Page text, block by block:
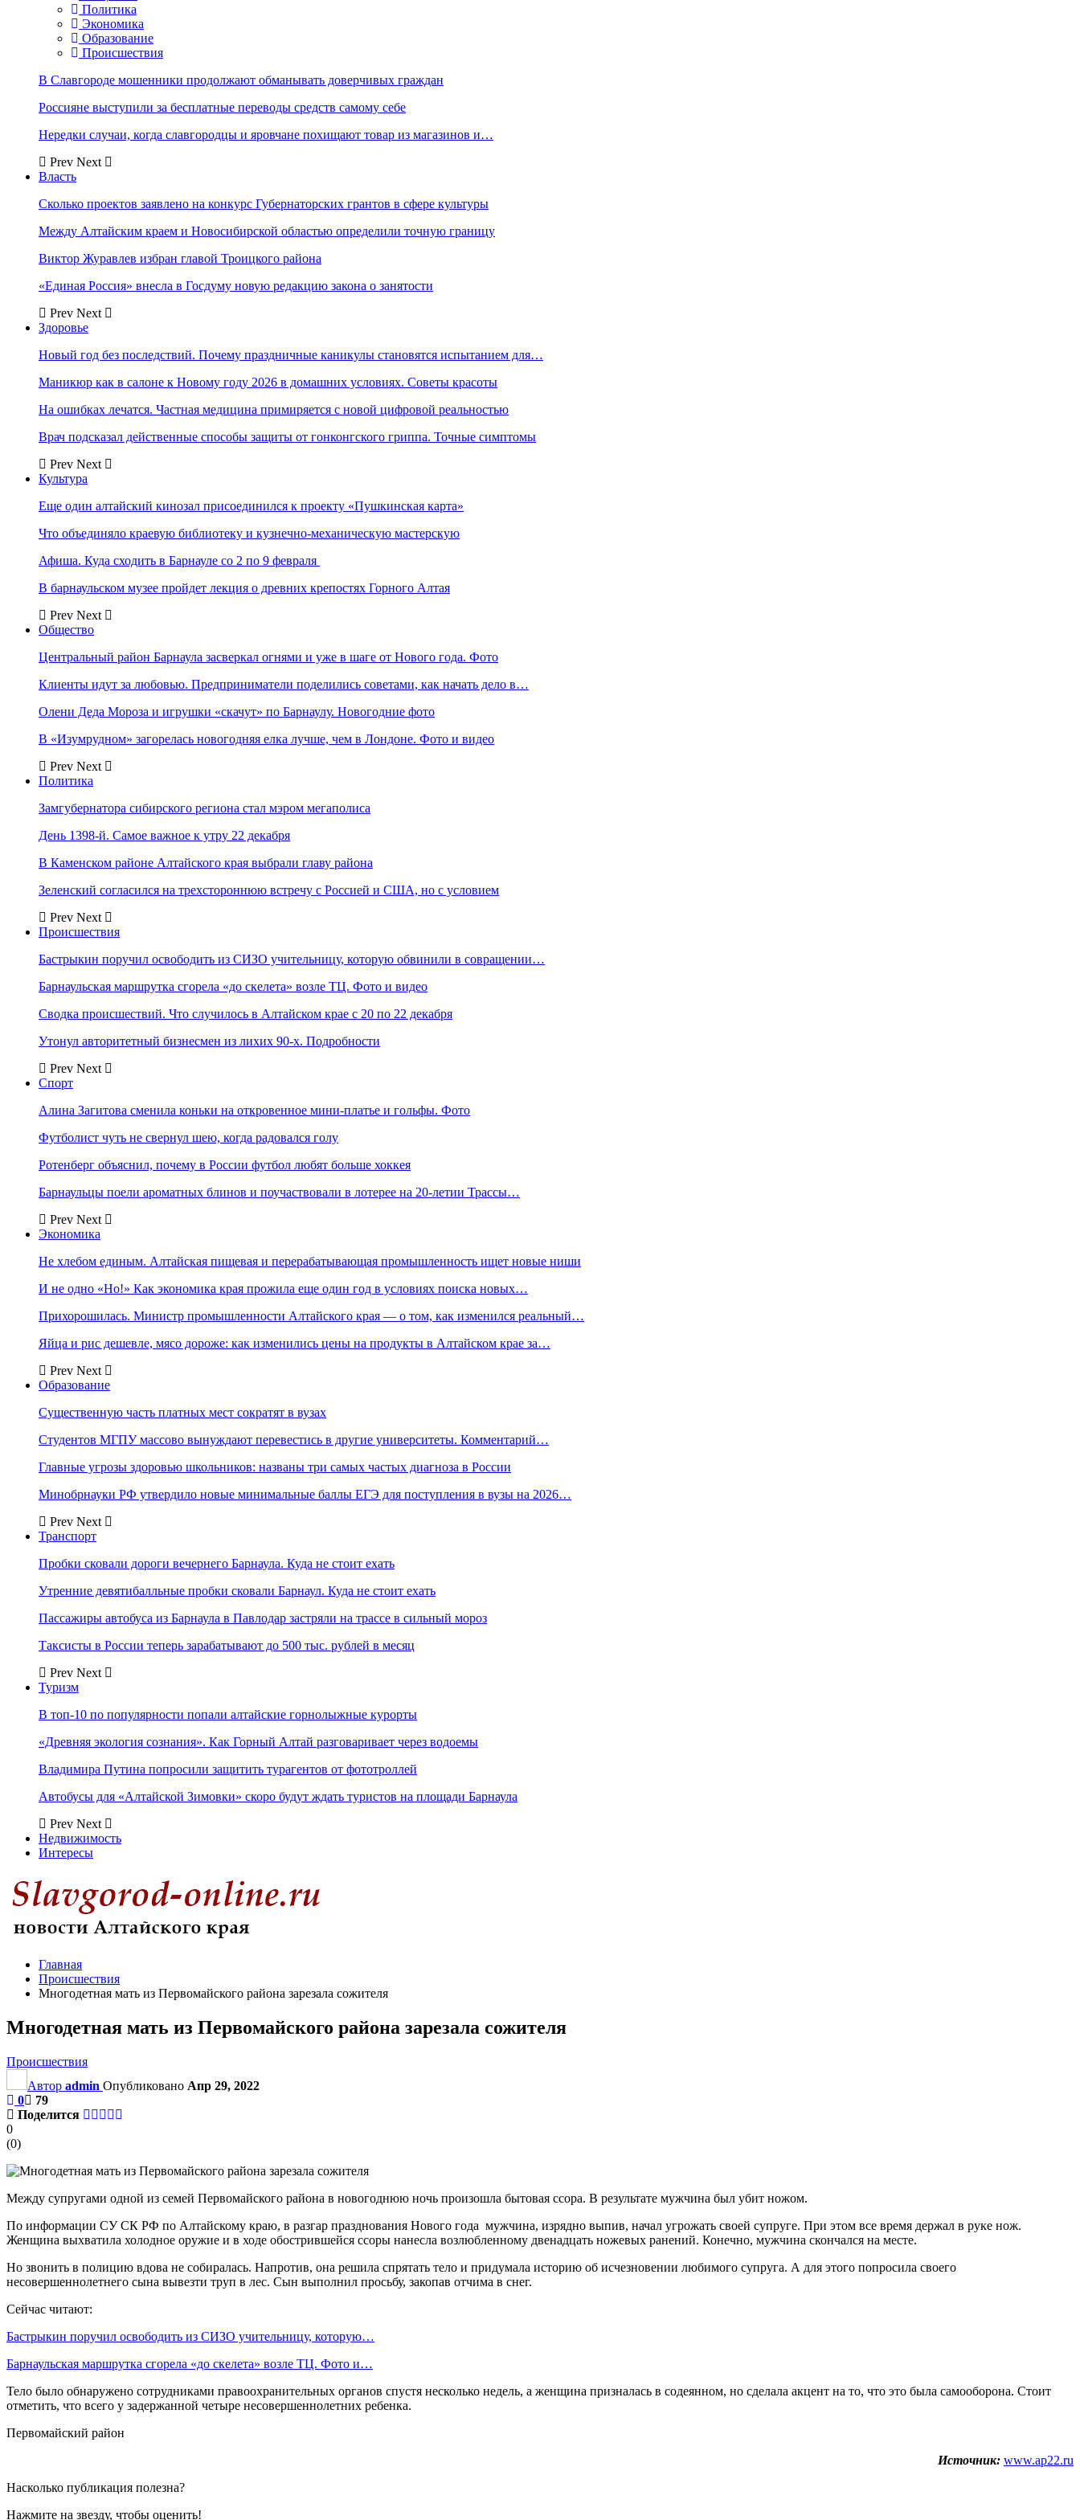
Политика
Экономика
Образование
Происшествия
В Славгороде мошенники продолжают обманывать доверчивых граждан
Россияне выступили за бесплатные переводы средств самому себе
Нередки случаи, когда славгородцы и яровчане похищают товар из магазинов и…
Prev Next
Власть
Сколько проектов заявлено на конкурс Губернаторских грантов в сфере культуры
Между Алтайским краем и Новосибирской областью определили точную границу
Виктор Журавлев избран главой Троицкого района
«Единая Россия» внесла в Госдуму новую редакцию закона о занятости
Prev Next
Здоровье
Новый год без последствий. Почему праздничные каникулы становятся испытанием для…
Маникюр как в салоне к Новому году 2026 в домашних условиях. Советы красоты
На ошибках лечатся. Частная медицина примиряется с новой цифровой реальностью
Врач подсказал действенные способы защиты от гонконгского гриппа. Точные симптомы
Prev Next
Культура
Еще один алтайский кинозал присоединился к проекту «Пушкинская карта»
Что объединяло краевую библиотеку и кузнечно-механическую мастерскую
Афиша. Куда сходить в Барнауле со 2 по 9 февраля
В барнаульском музее пройдет лекция о древних крепостях Горного Алтая
Prev Next
Общество
Центральный район Барнаула засверкал огнями и уже в шаге от Нового года. Фото
Клиенты идут за любовью. Предприниматели поделились советами, как начать дело в…
Олени Деда Мороза и игрушки «скачут» по Барнаулу. Новогодние фото
В «Изумрудном» загорелась новогодняя елка лучше, чем в Лондоне. Фото и видео
Prev Next
Политика
Замгубернатора сибирского региона стал мэром мегаполиса
День 1398-й. Самое важное к утру 22 декабря
В Каменском районе Алтайского края выбрали главу района
Зеленский согласился на трехстороннюю встречу с Россией и США, но с условием
Prev Next
Происшествия
Бастрыкин поручил освободить из СИЗО учительницу, которую обвинили в совращении…
Барнаульская маршрутка сгорела «до скелета» возле ТЦ. Фото и видео
Сводка происшествий. Что случилось в Алтайском крае с 20 по 22 декабря
Утонул авторитетный бизнесмен из лихих 90-х. Подробности
Prev Next
Спорт
Алина Загитова сменила коньки на откровенное мини-платье и гольфы. Фото
Футболист чуть не свернул шею, когда радовался голу
Ротенберг объяснил, почему в России футбол любят больше хоккея
Барнаульцы поели ароматных блинов и поучаствовали в лотерее на 20-летии Трассы…
Prev Next
Экономика
Не хлебом единым. Алтайская пищевая и перерабатывающая промышленность ищет новые ниши
И не одно «Но!» Как экономика края прожила еще один год в условиях поиска новых…
Прихорошилась. Министр промышленности Алтайского края — о том, как изменился реальный…
Яйца и рис дешевле, мясо дороже: как изменились цены на продукты в Алтайском крае за…
Prev Next
Образование
Существенную часть платных мест сократят в вузах
Студентов МГПУ массово вынуждают перевестись в другие университеты. Комментарий…
Главные угрозы здоровью школьников: названы три самых частых диагноза в России
Минобрнауки РФ утвердило новые минимальные баллы ЕГЭ для поступления в вузы на 2026…
Prev Next
Транспорт
Пробки сковали дороги вечернего Барнаула. Куда не стоит ехать
Утренние девятибалльные пробки сковали Барнаул. Куда не стоит ехать
Пассажиры автобуса из Барнаула в Павлодар застряли на трассе в сильный мороз
Таксисты в России теперь зарабатывают до 500 тыс. рублей в месяц
Prev Next
Туризм
В топ-10 по популярности попали алтайские горнолыжные курорты
«Древняя экология сознания». Как Горный Алтай разговаривает через водоемы
Владимира Путина попросили защитить турагентов от фототроллей
Автобусы для «Алтайской Зимовки» скоро будут ждать туристов на площади Барнаула
Prev Next
Недвижимость
Интересы
Главная
Происшествия
Многодетная мать из Первомайского района зарезала сожителя
Многодетная мать из Первомайского района зарезала сожителя
Происшествия
Автор admin Опубликовано Апр 29, 2022
0
79
Поделится
0
(0)
Между супругами одной из семей Первомайского района в новогоднюю ночь произошла бытовая ссора. В результате мужчина был убит ножом.
По информации СУ СК РФ по Алтайскому краю, в разгар празднования Нового года мужчина, изрядно выпив, начал угрожать своей супруге. При этом все время держал в руке нож.
Женщина выхватила холодное оружие и в ходе обострившейся ссоры нанесла возлюбленному двенадцать ножевых ранений. Конечно, мужчина скончался на месте.
Но звонить в полицию вдова не собиралась. Напротив, она решила спрятать тело и придумала историю об исчезновении любимого супруга. А для этого попросила своего
несовершеннолетнего сына вывезти труп в лес. Сын выполнил просьбу, закопав отчима в снег.
Сейчас читают:
Бастрыкин поручил освободить из СИЗО учительницу, которую…
Барнаульская маршрутка сгорела «до скелета» возле ТЦ. Фото и…
Тело было обнаружено сотрудниками правоохранительных органов спустя несколько недель, а женщина призналась в содеянном, но сделала акцент на то, что это была самооборона. Стоит
отметить, что всего у задержанной четыре несовершеннолетних ребенка.
Первомайский район
Источник: www.ap22.ru
Насколько публикация полезна?
Нажмите на звезду, чтобы оценить!